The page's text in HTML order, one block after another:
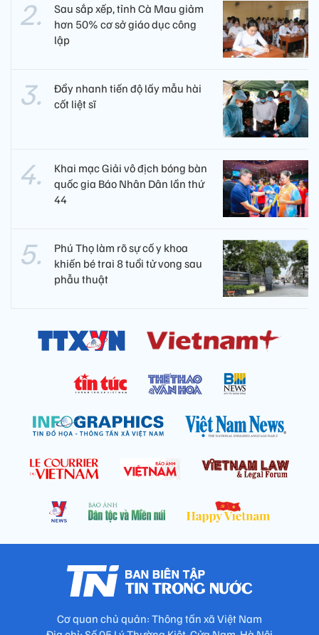
Sau sắp xếp, tỉnh Cà Mau giảm
hơn 50% cơ sở giáo dục công
lập
Đẩy nhanh tiến độ lấy mẫu hài
cốt liệt sĩ
Khai mạc Giải vô địch bóng bàn
quốc gia Báo Nhân Dân lần thứ
44
Phú Thọ làm rõ sự cố y khoa
khiến bé trai 8 tuổi tử vong sau
phẫu thuật
Cơ quan chủ quản: Thông tấn xã Việt Nam